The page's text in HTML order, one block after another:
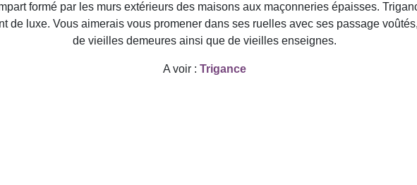
formé par les murs extérieurs des maisons aux maçonneries épaisses.
de luxe. Vous aimerais vous promener dans ses ruelles avec ses passage
de vieilles demeures ainsi que de vieilles enseignes.
A voir : Trigance